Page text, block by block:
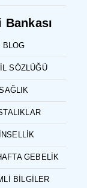
Bankası
BLOG
SÖZLÜĞÜ
GEBELIK
BILGILER